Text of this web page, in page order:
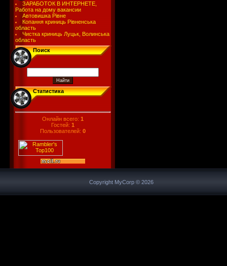
ЗАРАБОТОК В ИНТЕРНЕТЕ,
Работа на дому вакансии
Автовишка Рівне
Копання криниць Рівненська
область
Чистка криниць Луцьк, Волинська
область
Поиск
Статистика
Онлайн всего: 1
Гостей: 1
Пользователей: 0
Copyright MyCorp © 2026